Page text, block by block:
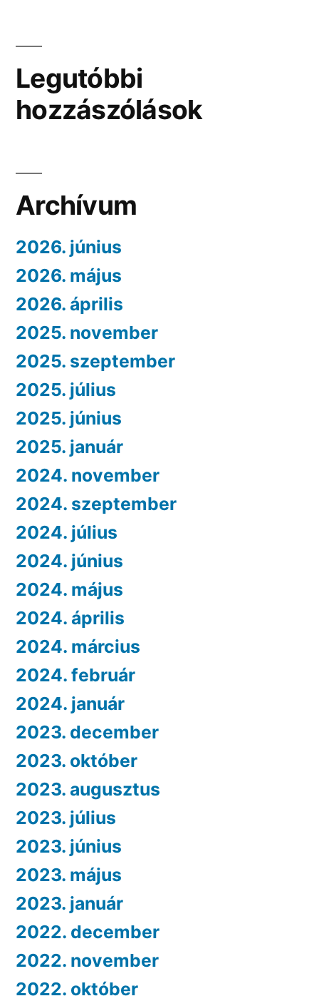
Legutóbbi
hozzászólások
Archívum
2026. június
2026. május
2026. április
2025. november
2025. szeptember
2025. július
2025. június
2025. január
2024. november
2024. szeptember
2024. július
2024. június
2024. május
2024. április
2024. március
2024. február
2024. január
2023. december
2023. október
2023. augusztus
2023. július
2023. június
2023. május
2023. január
2022. december
2022. november
2022. október